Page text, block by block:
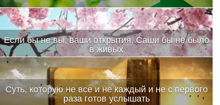
Если бы не вы, ваши открытия, Саши бы не было
в живых
Суть, которую не все и не каждый и не с первого
раза готов услышать